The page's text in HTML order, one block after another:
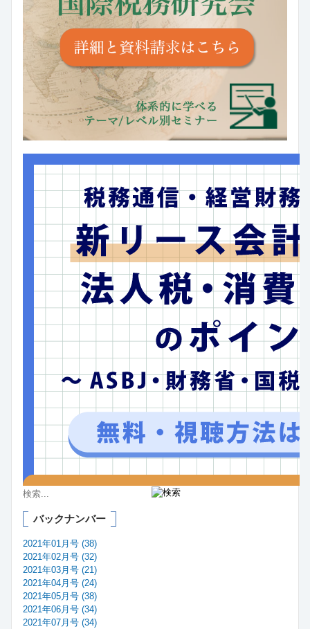
バックナンバー
2021年01月号 (38)
2021年02月号 (32)
2021年03月号 (21)
2021年04月号 (24)
2021年05月号 (38)
2021年06月号 (34)
2021年07月号 (34)